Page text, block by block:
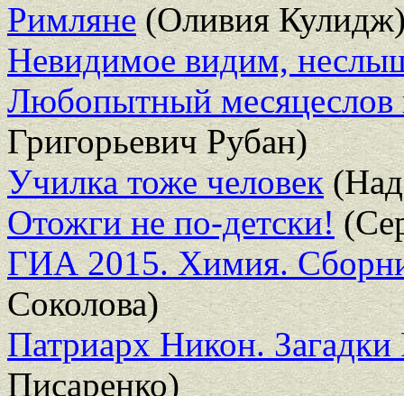
Римляне(Оливия
Невидимое видим,
Любопытный месяцеслов
Григорьевич Рубан)
Училка тоже человек
Отожги не по-детски!
ГИА 2015. Химия.
Соколова)
Патриарх Никон. Загадки
Писаренко)